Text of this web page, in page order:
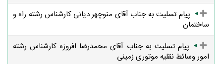
پیام تسلیت به جناب آقای منوچهر دیانی کارشناس رشته راه و
ساختمان
پیام تسلیت به جناب آقای محمدرضا افروزه کارشناس رشته
امور وسائط نقلیه موتوری زمینی